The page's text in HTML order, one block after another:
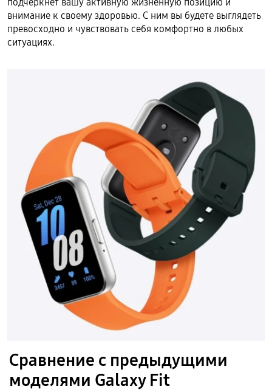
внимание к своему здоровью. С ним вы будете выглядеть
превосходно и чувствовать себя комфортно в любых
ситуациях.
Сравнение с предыдущими
моделями Galaxy Fit